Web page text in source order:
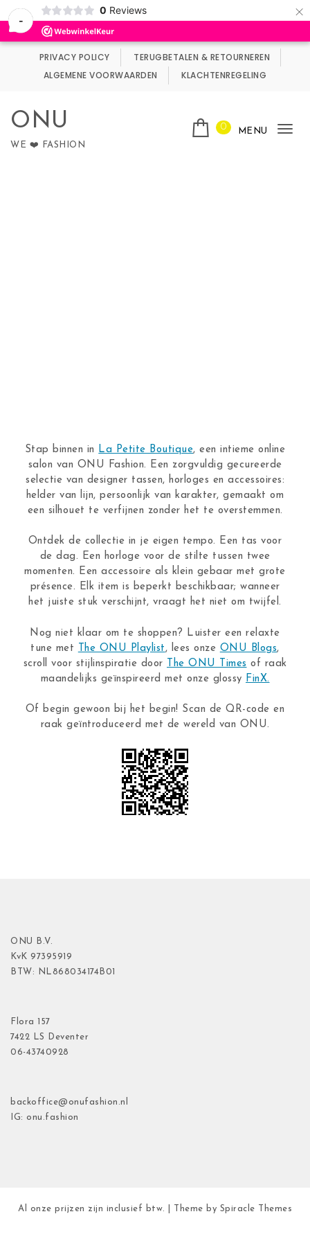
-
0 Reviews ×
Wij maken gebruik van cookies.
PRIVACY POLICY
TERUGBETALEN & RETOURNEREN
ALGEMENE VOORWAARDEN
KLACHTENREGELING
ONU
WE ❤️ FASHION
0 MENU
Stap binnen in La Petite Boutique, een intieme online
salon van ONU Fashion. Een zorgvuldig gecureerde
selectie van designer tassen, horloges en accessoires:
helder van lijn, persoonlijk van karakter, gemaakt om
een silhouet te verfijnen zonder het te overstemmen.
Ontdek de collectie in je eigen tempo. Een tas voor
de dag. Een horloge voor de stilte tussen twee
momenten. Een accessoire als klein gebaar met grote
présence. Elk item is beperkt beschikbaar; wanneer
het juiste stuk verschijnt, vraagt het niet om twijfel.
Nog niet klaar om te shoppen? Luister een relaxte
tune met
The ONU Playlist , lees onze ONU Blogs,
scroll voor stijlinspiratie door
The ONU Times of raak
maandelijks geïnspireerd met onze glossy FinX.
Of begin gewoon bij het begin! Scan de QR-code en
raak geïntroduceerd met de wereld van ONU.
ONU B.V.
KvK 97395919
BTW: NL868034174B01
Flora 157
7422 LS Deventer
06-43740928
backoffice@onufashion.nl
IG: onu.fashion
Al onze prijzen zijn inclusief btw. | Theme by Spiracle Themes